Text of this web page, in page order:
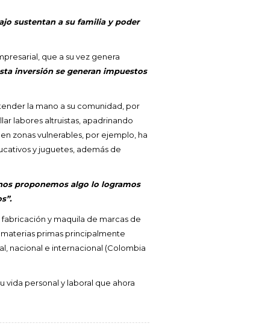
sustentan a su familia y poder
que a su vez genera
inversión se generan impuestos
la mano a su comunidad, por
labores altruistas, apadrinando
zonas vulnerables, por ejemplo, ha
y juguetes, además de
proponemos algo lo logramos
fabricación y maquila de marcas de
primas principalmente
nacional e internacional (Colombia
vida personal y laboral que ahora